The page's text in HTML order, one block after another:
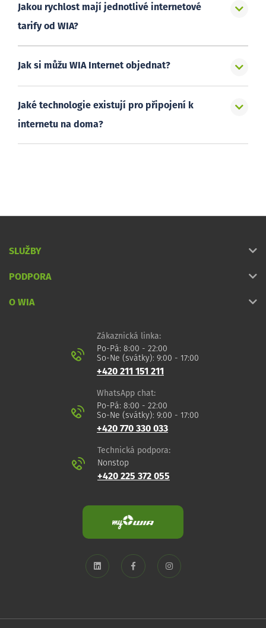
Jakou rychlost mají jednotlivé internetové
tarify od WIA?
Jak si můžu WIA Internet objednat?
Jaké technologie existují pro připojení k
internetu na doma?
SLUŽBY
PODPORA
O WIA
Zákaznická linka:
Po-Pá: 8:00 - 22:00
So-Ne (svátky): 9:00 - 17:00
+420 211 151 211
WhatsApp chat:
Po-Pá: 8:00 - 22:00
So-Ne (svátky): 9:00 - 17:00
+420 770 330 033
Technická podpora:
Nonstop
+420 225 372 055